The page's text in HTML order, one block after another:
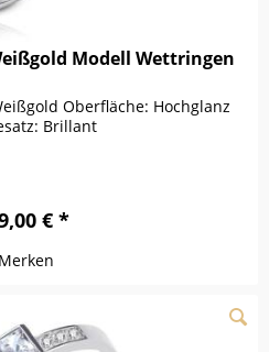
Modell Wettringen
Oberfläche: Hochglanz
Brillant
€ *
Merken